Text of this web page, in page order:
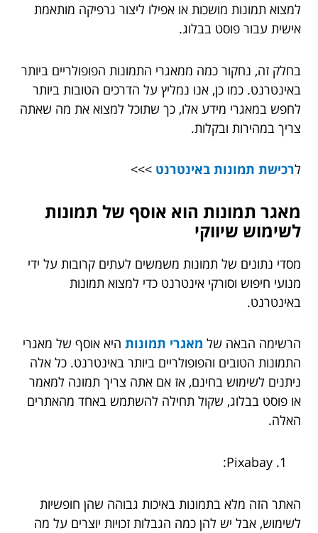
למצוא תמונות מושכות או אפילו ליצור גרפיקה מותאמת
אישית עבור פוסט בבלוג.
בחלק זה, נחקור כמה ממאגרי התמונות הפופולריים ביותר
באינטרנט. כמו כן, אנו נמליץ על הדרכים הטובות ביותר
לחפש במאגרי מידע אלו, כך שתוכל למצוא את מה שאתה
צריך במהירות ובקלות.
לרכישת תמונות באינטרנט >>>
מאגר תמונות הוא אוסף של תמונות
לשימוש שיווקי
מסדי נתונים של תמונות משמשים לעתים קרובות על ידי
מנועי חיפוש וסורקי אינטרנט כדי למצוא תמונות
באינטרנט.
הרשימה הבאה של מאגרי תמונות היא אוסף של מאגרי
התמונות הטובים והפופולריים ביותר באינטרנט. כל אלה
ניתנים לשימוש בחינם, אז אם אתה צריך תמונה למאמר
או פוסט בבלוג, שקול תחילה להשתמש באחד מהאתרים
האלה.
Pixabay:
האתר הזה מלא בתמונות באיכות גבוהה שהן חופשיות
לשימוש, אבל יש להן כמה הגבלות זכויות יוצרים על מה